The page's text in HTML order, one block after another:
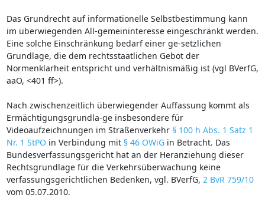
Das Grundrecht auf informationelle Selbstbestimmung kann
im überwiegenden All-gemeininteresse eingeschränkt werden.
Eine solche Einschränkung bedarf einer ge-setzlichen
Grundlage, die dem rechtsstaatlichen Gebot der
Normenklarheit entspricht und verhältnismäßig ist (vgl BVerfG,
aaO, <401 ff>).
Nach zwischenzeitlich überwiegender Auffassung kommt als
Ermächtigungsgrundla-ge insbesondere für
Videoaufzeichnungen im Straßenverkehr § 100 h Abs. 1 Satz 1
Nr. 1 StPO in Verbindung mit § 46 OWiGin Betracht. Das
Bundesverfassungsgericht hat an der Heranziehung dieser
Rechtsgrundlage für die Verkehrsüberwachung keine
verfassungsgerichtlichen Bedenken, vgl. BVerfG, 2 BvR 759/10
vom 05.07.2010.